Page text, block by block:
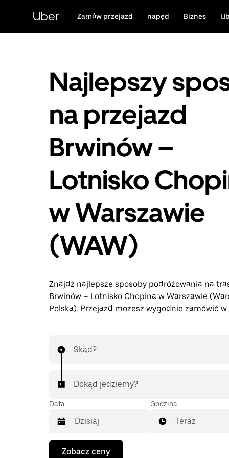
zawartości
Uber Zamów przejazd napęd Biznes
Najlepszy
na przejazd
Brwinów –
Lotnisko
w Warszawie
(WAW)
Znajdź najlepsze sposoby podróżowania na
Brwinów – Lotnisko Chopina w Warszawie
Polska). Przejazd możesz wygodnie zamówić
Skąd?
Dokąd jedziemy?
Data
Naciśnij
klawisz
Godzina
Teraz
Zobacz ceny